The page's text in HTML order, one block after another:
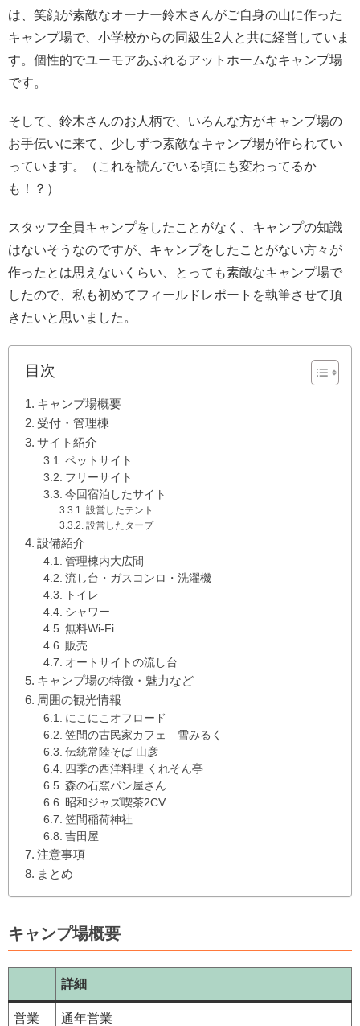
は、笑顔が素敵なオーナー鈴木さんがご自身の山に作った
キャンプ場で、小学校からの同級生2人と共に経営していま
す。個性的でユーモアあふれるアットホームなキャンプ場
です。
そして、鈴木さんのお人柄で、いろんな方がキャンプ場の
お手伝いに来て、少しずつ素敵なキャンプ場が作られてい
っています。（これを読んでいる頃にも変わってるか
も！？）
スタッフ全員キャンプをしたことがなく、キャンプの知識
はないそうなのですが、キャンプをしたことがない方々が
作ったとは思えないくらい、とっても素敵なキャンプ場で
したので、私も初めてフィールドレポートを執筆させて頂
きたいと思いました。
目次
キャンプ場概要
受付・管理棟
サイト紹介
ペットサイト
フリーサイト
今回宿泊したサイト
設営したテント
設営したタープ
設備紹介
管理棟内大広間
流し台・ガスコンロ・洗濯機
トイレ
シャワー
無料Wi-Fi
販売
オートサイトの流し台
キャンプ場の特徴・魅力など
周囲の観光情報
にこにこオフロード
笠間の古民家カフェ 雪みるく
伝統常陸そば 山彦
四季の西洋料理 くれそん亭
森の石窯パン屋さん
昭和ジャズ喫茶2CV
笠間稲荷神社
吉田屋
注意事項
まとめ
キャンプ場概要
詳細
営業
通年営業